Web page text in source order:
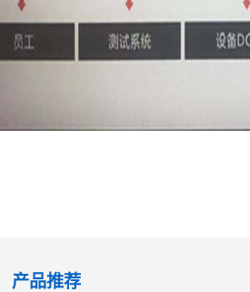
产品推荐